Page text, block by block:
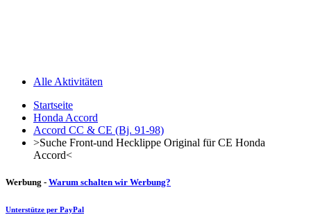
Alle Aktivitäten
Startseite
Honda Accord
Accord CC & CE (Bj. 91-98)
>Suche Front-und Hecklippe Original für CE Honda
Accord<
Werbung - Warum schalten wir Werbung?
Unterstütze per PayPal